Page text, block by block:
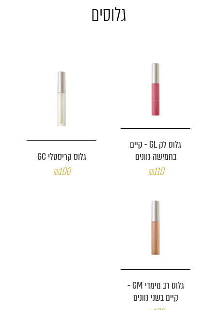
גלוסים
גלוס לק GL - קיים
בחמישה גוונים
₪110
גלוס קריסטלי GC
₪100
גלוס רב מימדי GM -
קיים בשני גוונים